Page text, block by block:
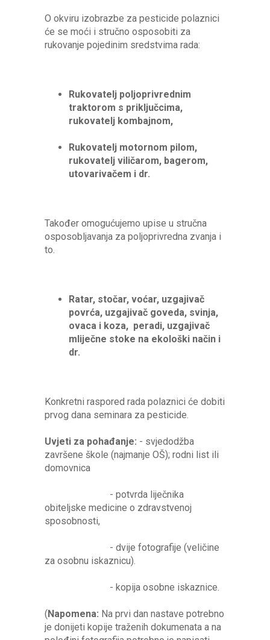
O okviru izobrazbe za pesticide polaznici
će se moći i stručno osposobiti za
rukovanje pojedinim sredstvima rada:
Rukovatelj poljoprivrednim
traktorom s priključcima,
rukovatelj kombajnom,
Rukovatelj motornom pilom,
rukovatelj viličarom, bagerom,
utovarivačem i dr.
Također omogućujemo upise u stručna
osposobljavanja za poljoprivredna zvanja i
to.
Ratar, stočar, voćar, uzgajivač
povrća, uzgajivač goveda, svinja,
ovaca i koza, peradi, uzgajivač
mliječne stoke na ekološki način i
dr.
Konkretni raspored rada polaznici će dobiti
prvog dana seminara za pesticide.
Uvjeti za pohađanje: - svjedodžba
završene škole (najmanje OŠ); rodni list ili
domovnica
- potvrda liječnika
obiteljske medicine o zdravstvenoj
sposobnosti,
- dvije fotografije (veličine
za osobnu iskaznicu).
- kopija osobne iskaznice.
(Napomena: Na prvi dan nastave potrebno
je donijeti kopije traženih dokumenata a na